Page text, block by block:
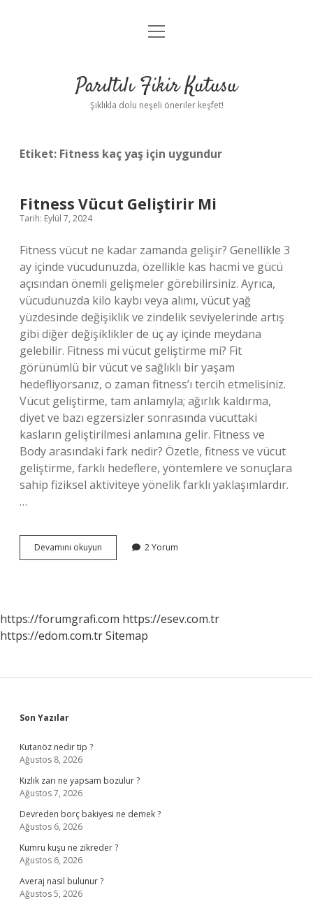
Anasayfa
Yasal Uyarı
menüyü
Parıltılı Fikir Kutusu
Şıklıkla dolu neşeli öneriler keşfet!
Etiket: Fitness kaç yaş için uygundur
Fitness Vücut Geliştirir Mi
Tarih: Eylül 7, 2024
Fitness vücut ne kadar zamanda gelişir? Genellikle 3
ay içinde vücudunuzda, özellikle kas hacmi ve gücü
açısından önemli gelişmeler görebilirsiniz. Ayrıca,
vücudunuzda kilo kaybı veya alımı, vücut yağ
yüzdesinde değişiklik ve zindelik seviyelerinde artış
gibi diğer değişiklikler de üç ay içinde meydana
gelebilir. Fitness mi vücut geliştirme mi? Fit
görünümlü bir vücut ve sağlıklı bir yaşam
hedefliyorsanız, o zaman fitness’ı tercih etmelisiniz.
Vücut geliştirme, tam anlamıyla; ağırlık kaldırma,
diyet ve bazı egzersizler sonrasında vücuttaki
kasların geliştirilmesi anlamına gelir. Fitness ve
Body arasındaki fark nedir? Özetle, fitness ve vücut
geliştirme, farklı hedeflere, yöntemlere ve sonuçlara
sahip fiziksel aktiviteye yönelik farklı yaklaşımlardır.
…
Devamını okuyun
Vücut
2 Yorum
https://forumgrafi.com https://esev.com.tr
https://edom.com.trSitemap
Sidebar
Son Yazılar
Kutanöz nedir tip ?
Ağustos 8, 2026
Kızlık zarı ne yapsam bozulur ?
Ağustos 7, 2026
Devreden borç bakiyesi ne demek ?
Ağustos 6, 2026
Kumru kuşu ne zikreder ?
Ağustos 6, 2026
Averaj nasıl bulunur ?
Ağustos 5, 2026